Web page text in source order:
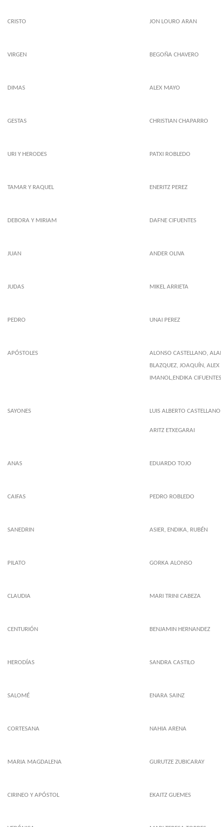
CRISTO JON LOURO ARAN
VIRGEN BEGOÑA CHAVERO
DIMAS ALEX MAYO
GESTAS CHRISTIAN CHAPARRO
URI Y HERODES PATXI ROBLEDO
TAMAR Y RAQUEL ENERITZ PEREZ
DEBORA Y MIRIAM DAFNE CIFUENTES
JUAN ANDER OLIVA
JUDAS MIKEL ARRIETA
PEDRO UNAI PEREZ
APÓSTOLES
ALONSO CASTELLANO,
BLAZQUEZ, JOAQUÍN,
IMANOL,ENDIKA CIFUENTES
SAYONES LUIS ALBERTO CASTELLANO
ARITZ ETXEGARAI
ANAS EDUARDO TOJO
CAIFAS PEDRO ROBLEDO
SANEDRIN ASIER, ENDIKA, RUBÉN
PILATO GORKA ALONSO
CLAUDIA MARI TRINI CABEZA
CENTURIÓN BENJAMIN HERNANDEZ
HERODÍAS SANDRA CASTILO
SALOMÉ ENARA SAINZ
CORTESANA NAHIA ARENA
MARIA MAGDALENA GURUTZE ZUBICARAY
CIRINEO Y APÓSTOL EKAITZ GUEMES